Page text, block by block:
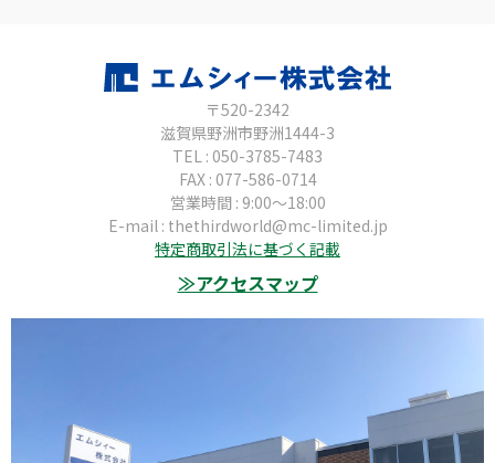
〒520-2342
滋賀県野洲市野洲1444-3
TEL : 050-3785-7483
FAX : 077-586-0714
営業時間 : 9:00～18:00
E-mail : thethirdworld@mc-limited.jp
特定商取引法に基づく記載
≫アクセスマップ